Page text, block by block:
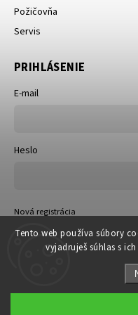
Tento web používa súbory
vyjadruješ súhlas s
Požičovňa
Servis
PRIHLÁSENIE
E-mail
Heslo
Nová registrácia
Zabudnuté heslo